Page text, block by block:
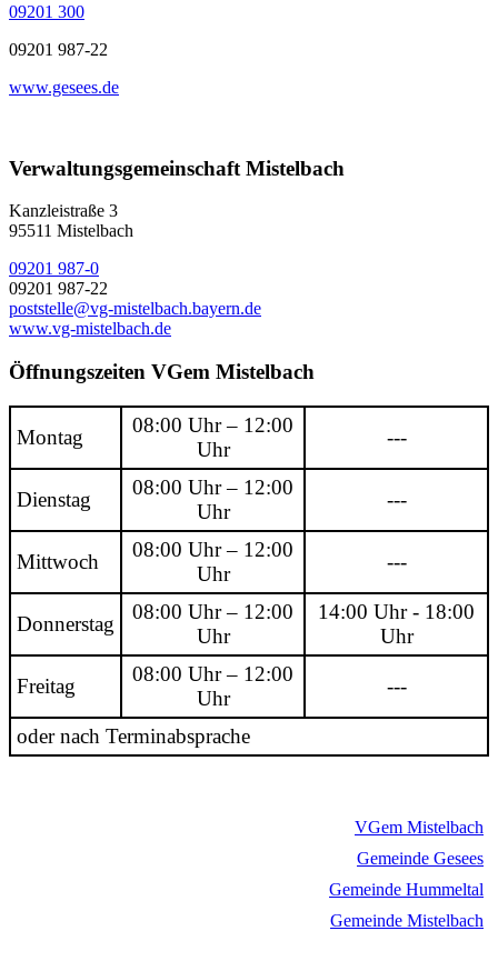
09201 300
09201 987-22
www.gesees.de
Verwaltungsgemeinschaft Mistelbach
Kanzleistraße 3
95511 Mistelbach
09201 987-0
09201 987-22
poststelle@vg-mistelbach.bayern.de
www.vg-mistelbach.de
Öffnungszeiten VGem Mistelbach
Montag
08:00 Uhr – 12:00
Uhr
---
Dienstag
08:00 Uhr – 12:00
Uhr
---
Mittwoch
08:00 Uhr – 12:00
Uhr
---
Donnerstag
08:00 Uhr – 12:00
Uhr
14:00 Uhr - 18:00
Uhr
Freitag
08:00 Uhr – 12:00
Uhr
---
oder nach Terminabsprache
VGem Mistelbach
Gemeinde Gesees
Gemeinde Hummeltal
Gemeinde Mistelbach